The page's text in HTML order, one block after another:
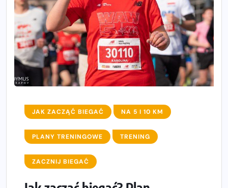
JAK ZACZĄĆ BIEGAĆ NA 5 I 10 KM
PLANY TRENINGOWE TRENING
ZACZNIJ BIEGAĆ